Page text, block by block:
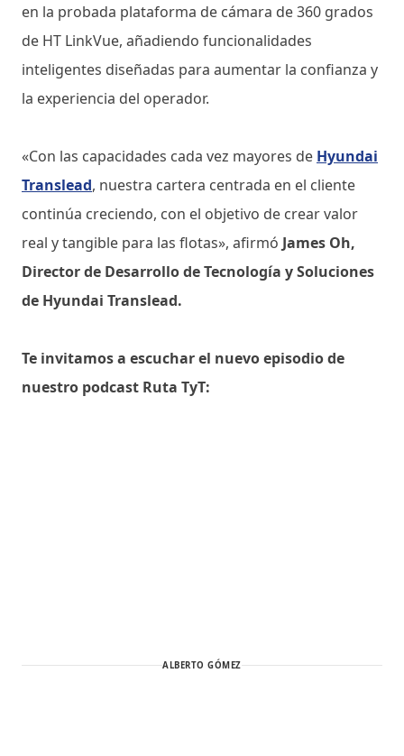
en la probada plataforma de cámara de 360 ​​grados
de HT LinkVue, añadiendo funcionalidades
inteligentes diseñadas para aumentar la confianza y
la experiencia del operador.
«Con las capacidades cada vez mayores de Hyundai
Translead, nuestra cartera centrada en el cliente
continúa creciendo, con el objetivo de crear valor
real y tangible para las flotas», afirmó James Oh,
Director de Desarrollo de Tecnología y Soluciones
de Hyundai Translead.
Te invitamos a escuchar el nuevo episodio de
nuestro podcast Ruta TyT:
ALBERTO GÓMEZ